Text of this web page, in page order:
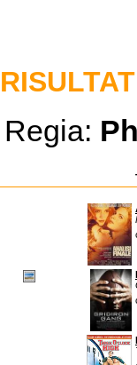
Regia: